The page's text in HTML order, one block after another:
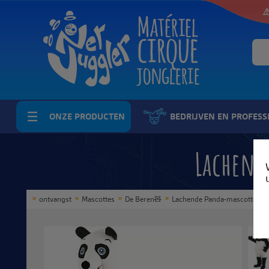
ONZE PRODUCTEN BEDRIJVEN EN
ontvangst Mascottes De Beren🧸 Lachende Panda-mascotte